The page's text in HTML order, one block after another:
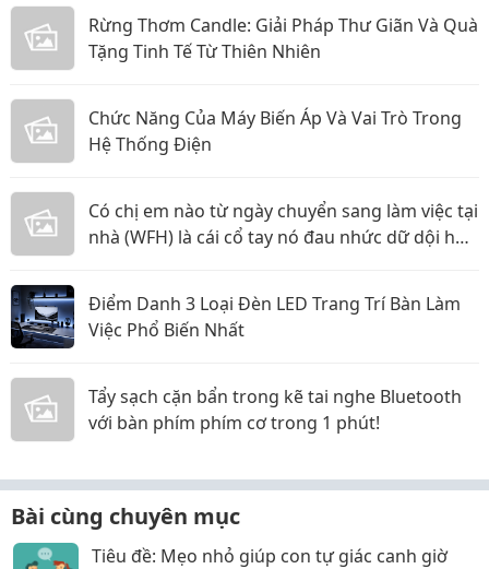
Rừng Thơm Candle: Giải Pháp Thư Giãn Và Quà
Tặng Tinh Tế Từ Thiên Nhiên
Chức Năng Của Máy Biến Áp Và Vai Trò Trong
Hệ Thống Điện
Có chị em nào từ ngày chuyển sang làm việc tại
nhà (WFH) là cái cổ tay nó đau nhức dữ dội hơn
Điểm Danh 3 Loại Đèn LED Trang Trí Bàn Làm
Việc Phổ Biến Nhất
Tẩy sạch cặn bẩn trong kẽ tai nghe Bluetooth
với bàn phím phím cơ trong 1 phút!
Bài cùng chuyên mục
Tiêu đề: Mẹo nhỏ giúp con tự giác canh giờ